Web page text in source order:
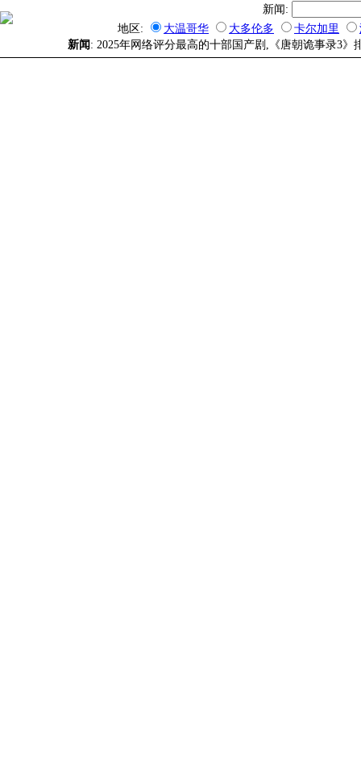
新闻:
地区:
大温哥华 大多伦多 卡尔加里
新闻 : 2025年网络评分最高的十部国产剧,《唐朝诡事录3》